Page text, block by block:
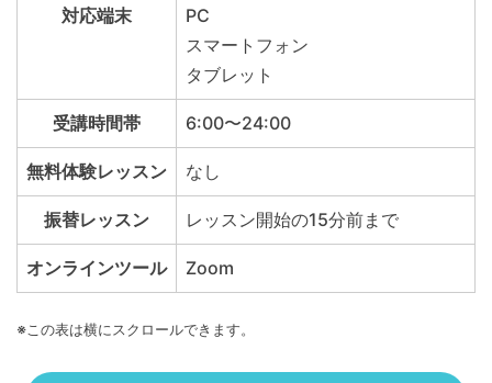
対応端末
PC
スマートフォン
タブレット
受講時間帯 6:00〜24:00
無料体験レッスン なし
振替レッスン レッスン開始の15分前まで
オンラインツール Zoom
※この表は横にスクロールできます。